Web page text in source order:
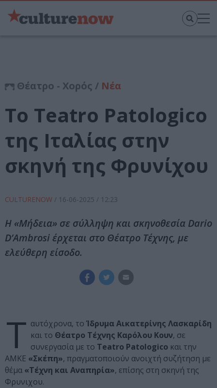
Θέατρο - Χορός / Νέα
Το Teatro Patologico
της Ιταλίας στην
σκηνή της Φρυνίχου
CULTURENOW / 16-06-2025 / 12:23
Η «Μήδεια» σε σύλληψη και σκηνοθεσία Dario
D’Ambrosi έρχεται στο Θέατρο Τέχνης, με
ελεύθερη είσοδο.
Τ αυτόχρονα, το Ίδρυμα Αικατερίνης Λασκαρίδη
και το Θέατρο Τέχνης Καρόλου Κουν, σε
συνεργασία με το Teatro Patologico και την
ΑΜΚΕ «Σκέπη», πραγματοποιούν ανοιχτή συζήτηση με
θέμα «Τέχνη και Αναπηρία», επίσης στη σκηνή της
Φρυνιχου.